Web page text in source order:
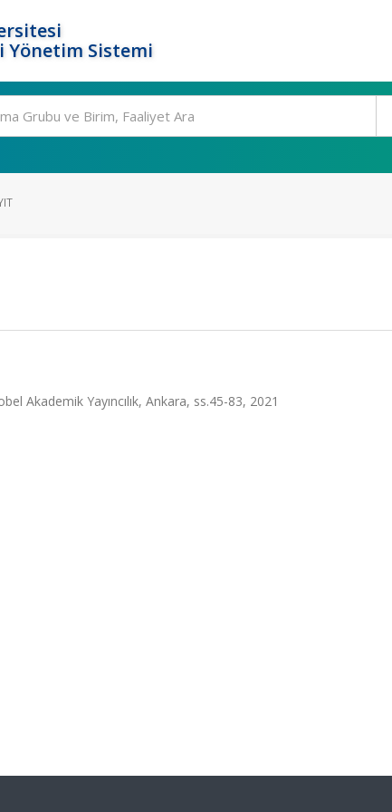
Yönetim Sistemi
Akademik Yayıncılık, Ankara, ss.45-83, 2021